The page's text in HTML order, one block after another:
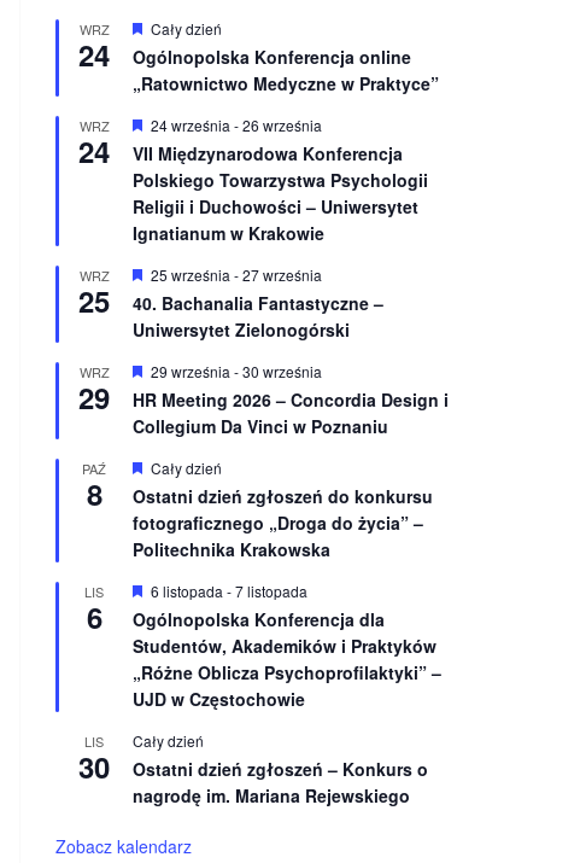
WRZ
24
W
r
ó
n
i
o
n
e
Cały dzień
Ogólnopolska Konferencja online
„Ratownictwo Medyczne w Praktyce”
WRZ
24
W
y
r
ó
ż
n
i
n
e
24 września -26 września
VII Międzynarodowa Konferencja
Polskiego Towarzystwa Psychologii
Religii i Duchowości – Uniwersytet
Ignatianum w Krakowie
WRZ
25
W
r
ó
n
i
o
n
25 września -27 września
40. Bachanalia Fantastyczne –
Uniwersytet Zielonogórski
WRZ
29
W
y
r
ó
n
o
n
e
29 września -30 września
HR Meeting 2026 – Concordia Design i
Collegium Da Vinci w Poznaniu
PAŹ
8
W
r
ó
ż
n
i
o
n
e
Cały dzień
Ostatni dzień zgłoszeń do konkursu
fotograficznego „Droga do życia” –
Politechnika Krakowska
LIS
6
W
r
ó
ż
n
i
n
e
6 listopada -7 listopada
Ogólnopolska Konferencja dla
Studentów, Akademików i Praktyków
„Różne Oblicza Psychoprofilaktyki” –
UJD w Częstochowie
LIS
30
Cały dzień
Ostatni dzień zgłoszeń – Konkurs o
nagrodę im. Mariana Rejewskiego
Zobacz kalendarz